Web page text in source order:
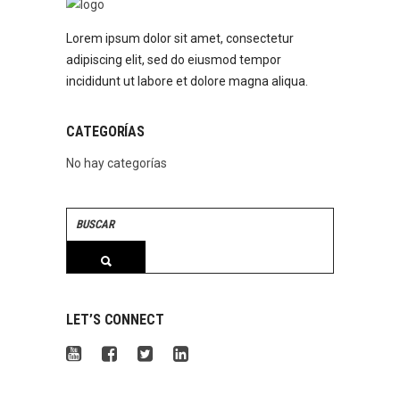
Lorem ipsum dolor sit amet, consectetur
adipiscing elit, sed do eiusmod tempor
incididunt ut labore et dolore magna aliqua.
CATEGORÍAS
No hay categorías
Search
for:
LET’S CONNECT